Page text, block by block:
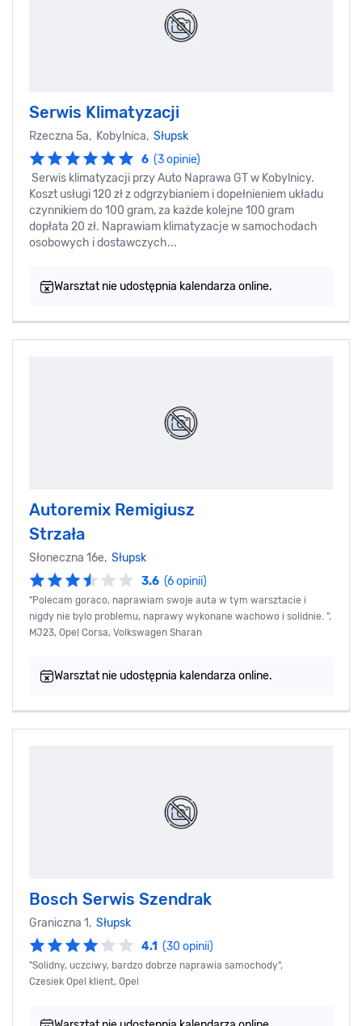
Serwis Klimatyzacji
Rzeczna 5a, Kobylnica, Słupsk
6 (3 opinie)
Serwis klimatyzacji przy Auto Naprawa GT w Kobylnicy.
Koszt usługi 120 zł z odgrzybianiem i dopełnieniem układu
czynnikiem do 100 gram, za każde kolejne 100 gram
dopłata 20 zł. Naprawiam klimatyzacje w samochodach
osobowych i dostawczych...
Warsztat nie udostępnia kalendarza online.
Autoremix Remigiusz
Strzała
Słoneczna 16e, Słupsk
3.6 (6 opinii)
"Polecam goraco, naprawiam swoje auta w tym warsztacie i
nigdy nie bylo problemu, naprawy wykonane wachowo i solidnie. ",
MJ23, Opel Corsa, Volkswagen Sharan
Warsztat nie udostępnia kalendarza online.
Bosch Serwis Szendrak
Graniczna 1, Słupsk
4.1 (30 opinii)
"Solidny, uczciwy, bardzo dobrze naprawia samochody",
Czesiek Opel klient, Opel